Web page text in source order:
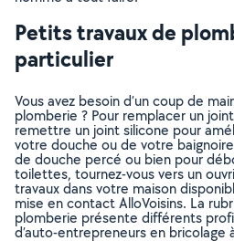
Petits travaux de
particulier
Vous avez besoin d’un coup de
plomberie ? Pour remplacer un
remettre un joint silicone pour
votre douche ou de votre
de douche percé ou bien pour
toilettes, tournez-vous vers un
travaux dans votre maison
mise en contact AlloVoisins. La
plomberie présente différents
d’auto-entrepreneurs en bricolage